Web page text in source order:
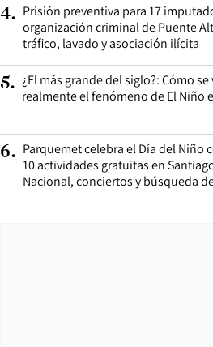
4. Prisión preventiva para 17
organización criminal de Puente
tráfico, lavado y asociación ilícita
5. ¿El más grande del siglo?: Cómo se
realmente el fenómeno de El Niño
6. Parquemet celebra el Día del Niño
10 actividades gratuitas en
Nacional, conciertos y búsqueda